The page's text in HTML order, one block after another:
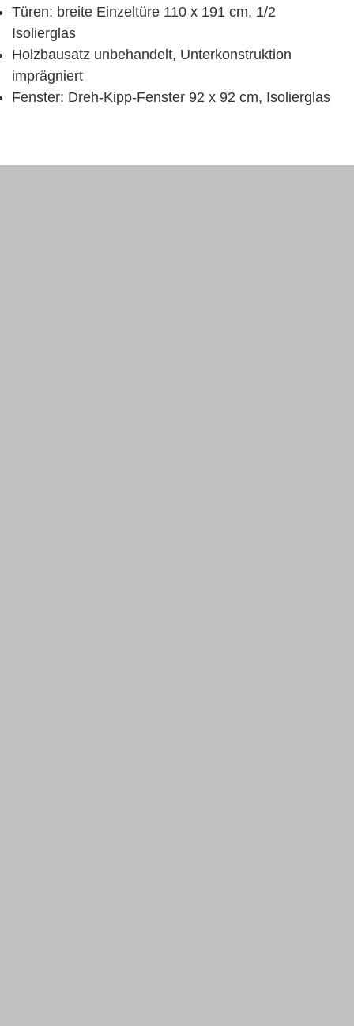
Türen: breite Einzeltüre 110 x 191 cm, 1/2
Isolierglas
Holzbausatz unbehandelt, Unterkonstruktion
imprägniert
Fenster: Dreh-Kipp-Fenster 92 x 92 cm, Isolierglas